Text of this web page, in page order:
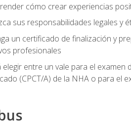
cómo crear experiencias
sus responsabilidades legales y
un certificado de finalización y
profesionales
elegir entre un vale para el
(CPCT/A) de la NHA o para el